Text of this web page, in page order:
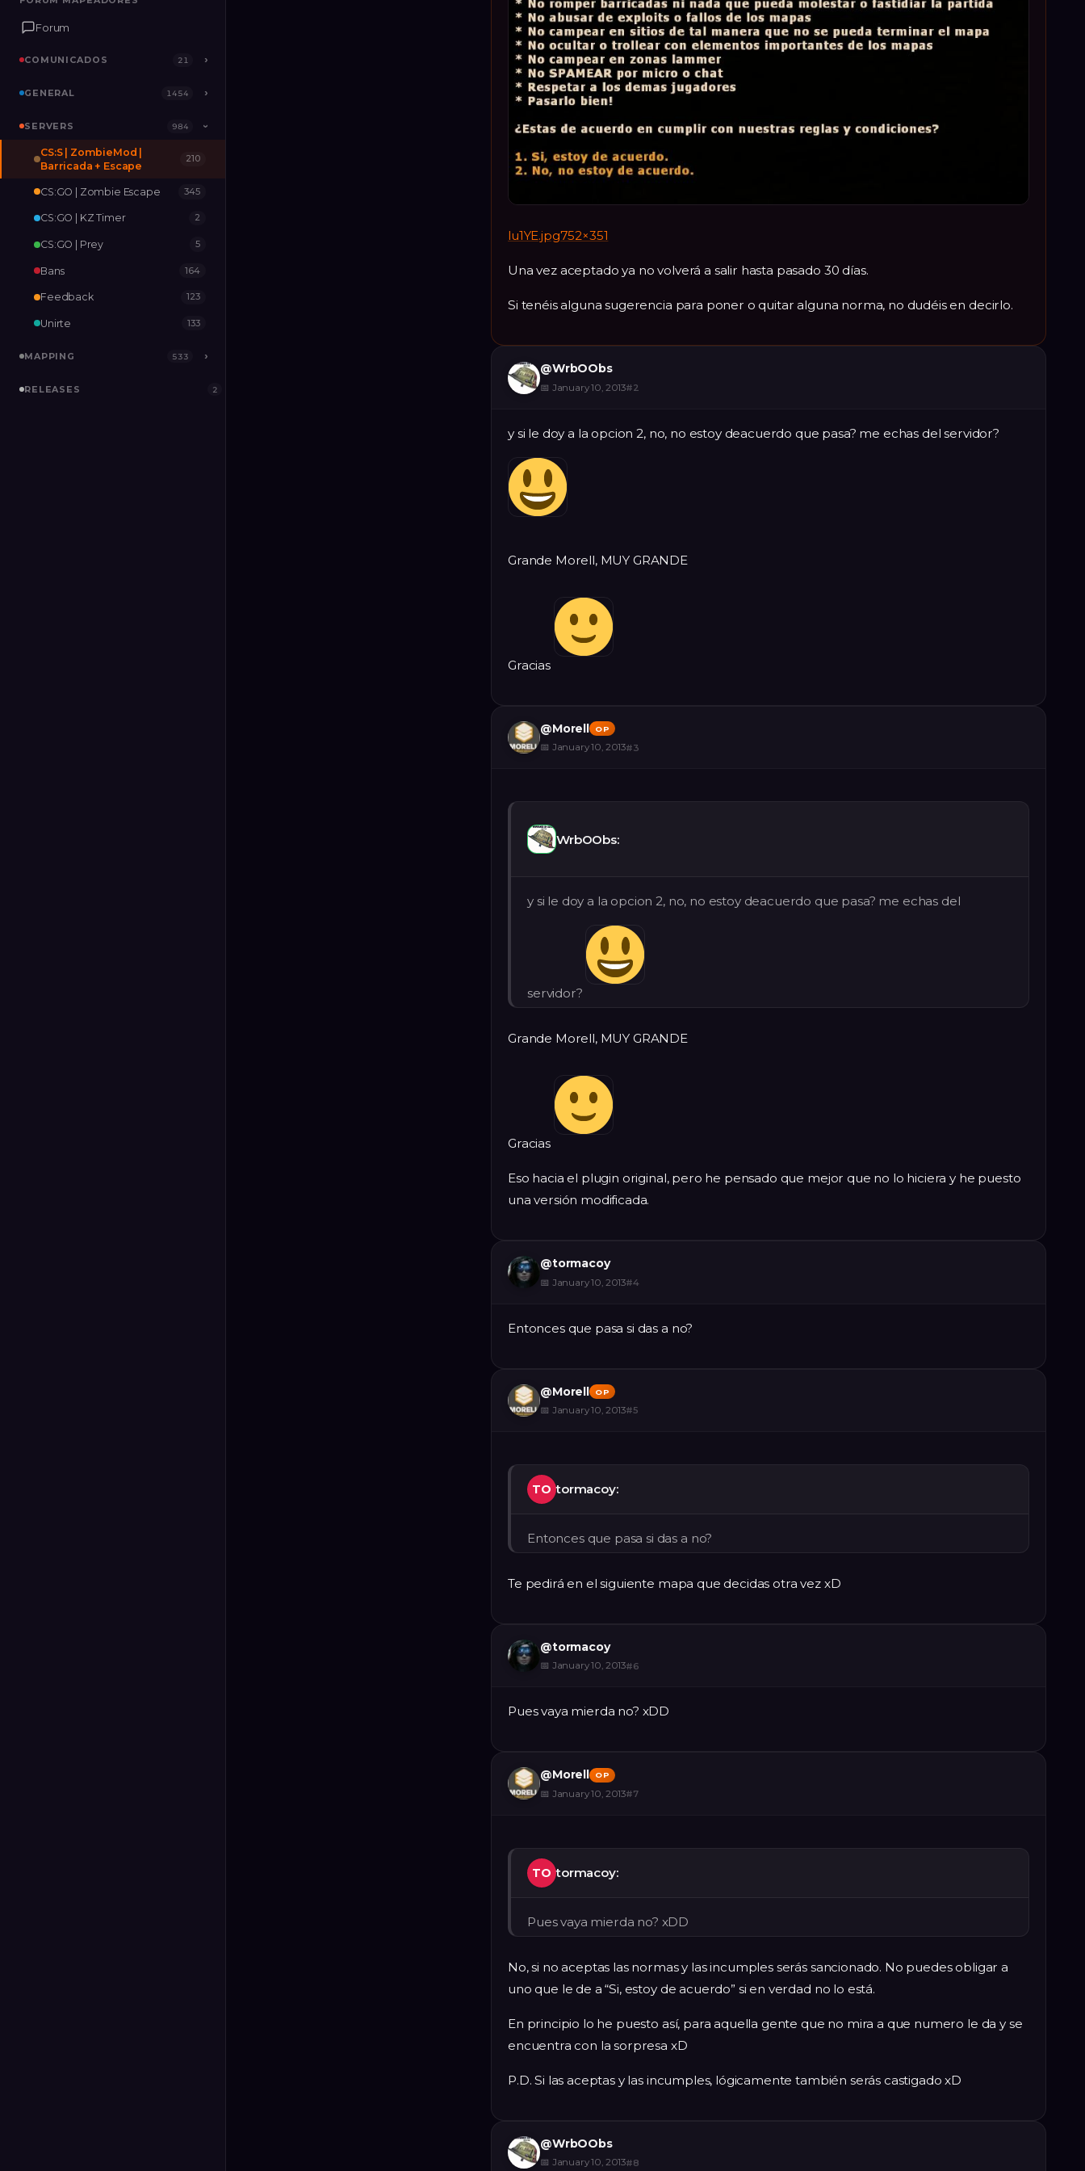
Forum
COMUNICADOS 21 ›
GENERAL 1454 ›
SERVERS 984 ›
MAPPING 533
RELEASES
Forum
COMUNICADOS 21 ›
GENERAL 1454 ›
SERVERS 984 ›
CS:S | ZombieMod |
Barricada + Escape
210
CS:GO | Zombie Escape 345
CS:GO | KZ Timer 2
CS:GO | Prey 5
Bans 164
Feedback 123
Unirte 133
MAPPING 533 ›
RELEASES 2
lu1YE.jpg752×351
Una vez aceptado ya no volverá a salir hasta pasado 30 días.
Si tenéis alguna sugerencia para poner o quitar alguna norma, no dudéis en decirlo.
@WrbOObs
📅 January 10, 2013#2
y si le doy a la opcion 2, no, no estoy deacuerdo que pasa? me echas del servidor?
Grande Morell, MUY GRANDE
Gracias
@Morell OP
📅 January 10, 2013#3
WrbOObs:
y si le doy a la opcion 2, no, no estoy deacuerdo que pasa? me echas del
servidor?
Grande Morell, MUY GRANDE
Gracias
Eso hacia el plugin original, pero he pensado que mejor que no lo hiciera y he puesto
una versión modificada.
@tormacoy
📅 January 10, 2013#4
Entonces que pasa si das a no?
@Morell OP
📅 January 10, 2013#5
TO tormacoy:
Entonces que pasa si das a no?
Te pedirá en el siguiente mapa que decidas otra vez xD
@tormacoy
📅 January 10, 2013#6
Pues vaya mierda no? xDD
@Morell OP
📅 January 10, 2013#7
TO tormacoy:
Pues vaya mierda no? xDD
No, si no aceptas las normas y las incumples serás sancionado. No puedes obligar a
uno que le de a “Si, estoy de acuerdo” si en verdad no lo está.
En principio lo he puesto así, para aquella gente que no mira a que numero le da y se
encuentra con la sorpresa xD
P.D. Si las aceptas y las incumples, lógicamente también serás castigado xD
@WrbOObs
📅 January 10, 2013#8